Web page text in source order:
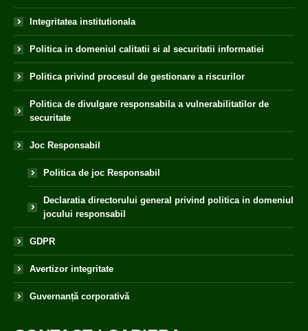
Integritatea institutionala
Politica in domeniul calitatii si al securitatii informatiei
Politica privind procesul de gestionare a riscurilor
Politica de divulgare responsabila a vulnerabilitatilor de
securitate
Joc Responsabil
Politica de joc Responsabil
Declaratia directorului general privind politica in domeniul
jocului responsabil
GDPR
Avertizor integritate
Guvernanță corporativă